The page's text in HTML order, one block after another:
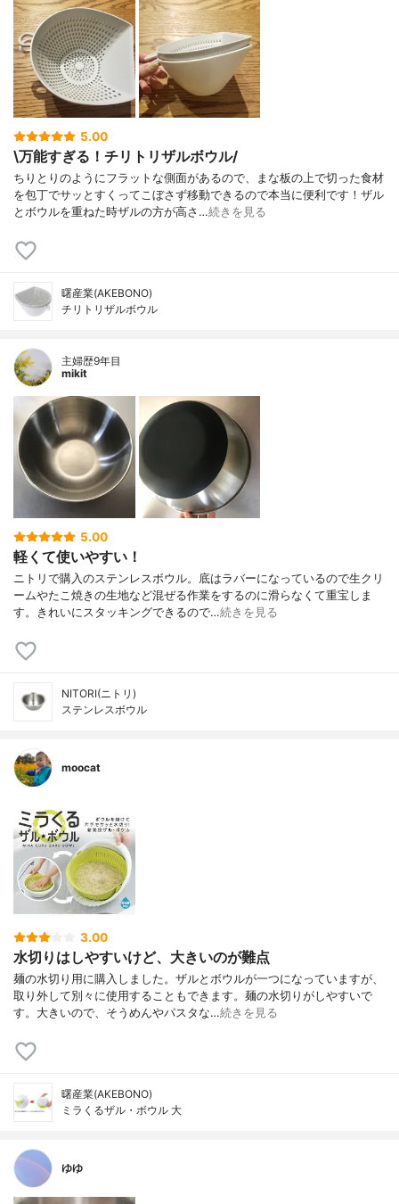
5.00
\万能すぎる！チリトリザルボウル/
ちりとりのようにフラットな側面があるので、まな板の上で切った食材
を包丁でサッとすくってこぼさず移動できるので本当に便利です！ザル
とボウルを重ねた時ザルの方が高さ…続きを見る
曙産業(AKEBONO)
チリトリザルボウル
主婦歴9年目
mikit
5.00
軽くて使いやすい！
ニトリで購入のステンレスボウル。底はラバーになっているので生クリ
ームやたこ焼きの生地など混ぜる作業をするのに滑らなくて重宝しま
す。きれいにスタッキングできるので…続きを見る
NITORI(ニトリ)
ステンレスボウル
moocat
3.00
水切りはしやすいけど、大きいのが難点
麺の水切り用に購入しました。ザルとボウルが一つになっていますが、
取り外して別々に使用することもできます。麺の水切りがしやすいで
す。大きいので、そうめんやパスタな…続きを見る
曙産業(AKEBONO)
ミラくるザル・ボウル 大
ゆゆ